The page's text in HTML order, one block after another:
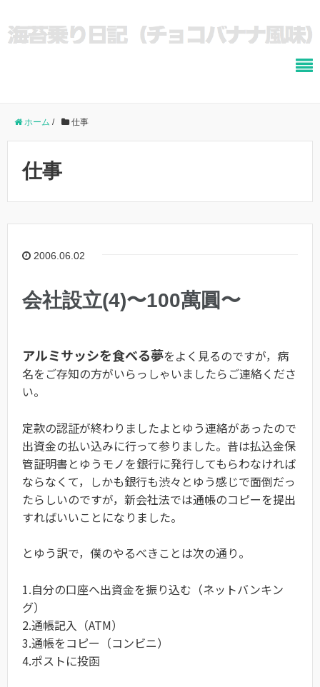
ホーム / 仕事
仕事
2006.06.02
会社設立(4)〜100萬圓〜
アルミサッシを食べる夢をよく見るのですが，病
名をご存知の方がいらっしゃいましたらご連絡くださ
い。
定款の認証が終わりましたよとゆう連絡があったので
出資金の払い込みに行って参りました。昔は払込金保
管証明書とゆうモノを銀行に発行してもらわなければ
ならなくて，しかも銀行も渋々とゆう感じで面倒だっ
たらしいのですが，新会社法では通帳のコピーを提出
すればいいことになりました。
とゆう訳で，僕のやるべきことは次の通り。
1.自分の口座へ出資金を振り込む（ネットバンキン
グ）
2.通帳記入（ATM）
3.通帳をコピー（コンビニ）
4.ポストに投函